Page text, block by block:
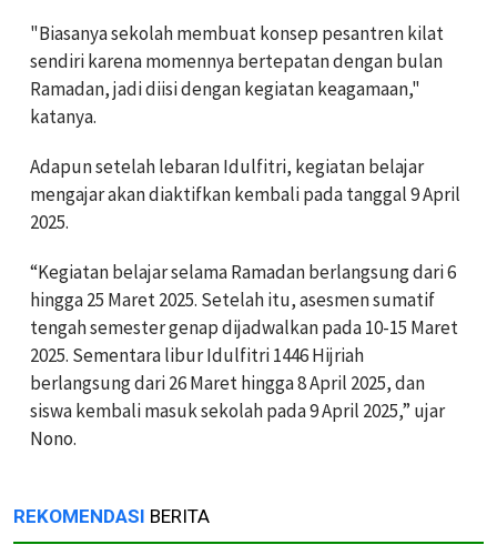
"Biasanya sekolah membuat konsep pesantren kilat
sendiri karena momennya bertepatan dengan bulan
Ramadan, jadi diisi dengan kegiatan keagamaan,"
katanya.
Adapun setelah lebaran Idulfitri, kegiatan belajar
mengajar akan diaktifkan kembali pada tanggal 9 April
2025.
“Kegiatan belajar selama Ramadan berlangsung dari 6
hingga 25 Maret 2025. Setelah itu, asesmen sumatif
tengah semester genap dijadwalkan pada 10-15 Maret
2025. Sementara libur Idulfitri 1446 Hijriah
berlangsung dari 26 Maret hingga 8 April 2025, dan
siswa kembali masuk sekolah pada 9 April 2025,” ujar
Nono.
REKOMENDASI BERITA